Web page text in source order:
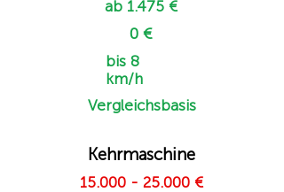
ab 1.475 €
0 €
bis 8
km/h
Vergleichsbasis
Kehrmaschine
15.000 - 25.000 €